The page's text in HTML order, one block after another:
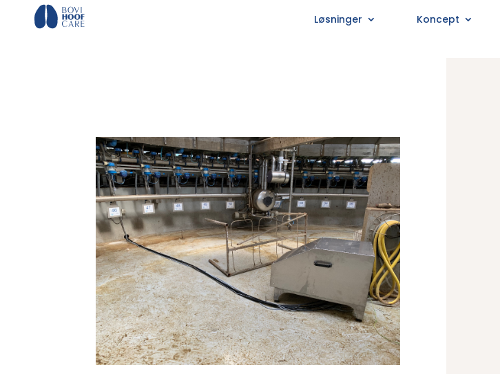
Løsninger Koncept